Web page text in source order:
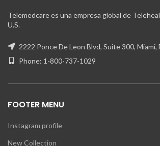
Telemedcare es una empresa global de
U.S.
2222 Ponce De Leon Blvd, Suite 300, Miami,
Phone: 1-800-737-1029
FOOTER MENU
Instagram profile
New Collection